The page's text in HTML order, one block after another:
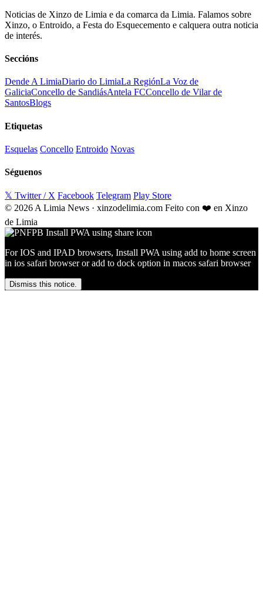
Noticias de Xinzo de Limia e da comarca da Limia. Falamos sobre
Xinzo, o Entroido, a Festa do Esquecemento e calquera outra noticia
de interés.
Seccións
Dende A LimiaDiario do LimiaLa RegiónLa Voz de
GaliciaConcello de SandiásAntela FCConcello de Vilar de
SantosBlogs
Etiquetas
Esquelas Concello Entroido Novas
Séguenos
𝕏 Twitter / X Facebook Telegram Play Store
© 2026 A Limia News · xinzodelimia.com Feito con ❤️ en Xinzo
de Limia
For IOS and IPAD browsers, Install PWA using add to home screen
in ios safari browser or add to dock option in macos safari browser
Dismiss this notice.